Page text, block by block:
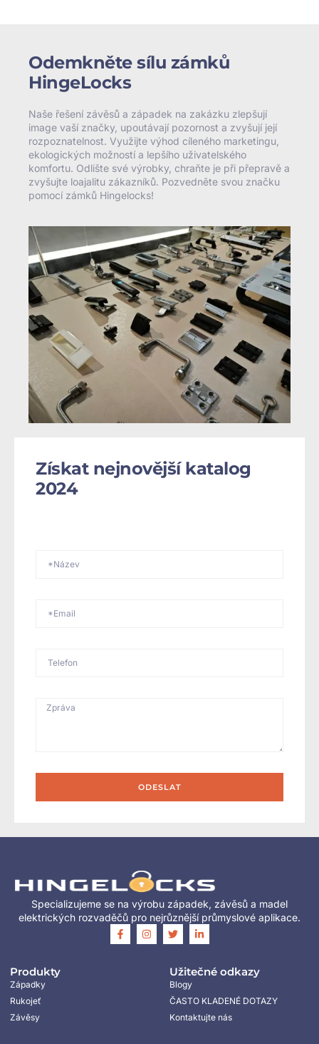
Odemkněte sílu zámků
HingeLocks
Naše řešení závěsů a západek na zakázku zlepšují
image vaší značky, upoutávají pozornost a zvyšují její
rozpoznatelnost. Využijte výhod cíleného marketingu,
ekologických možností a lepšího uživatelského
komfortu. Odlište své výrobky, chraňte je při přepravě a
zvyšujte loajalitu zákazníků. Pozvedněte svou značku
pomocí zámků Hingelocks!
Získat nejnovější katalog
2024
ODESLAT
Specializujeme se na výrobu západek, závěsů a madel
elektrických rozvaděčů pro nejrůznější průmyslové aplikace.
Produkty
Západky
Rukojeť
Závěsy
Užitečné odkazy
Blogy
ČASTO KLADENÉ DOTAZY
Kontaktujte nás